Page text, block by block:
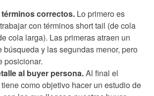
correctos. Lo primero es
con términos short tail (de cola
cola larga). Las primeras atraen un
búsqueda y las segundas menor, pero
posicionar.
al buyer persona.Al final el
como objetivo hacer un estudio de